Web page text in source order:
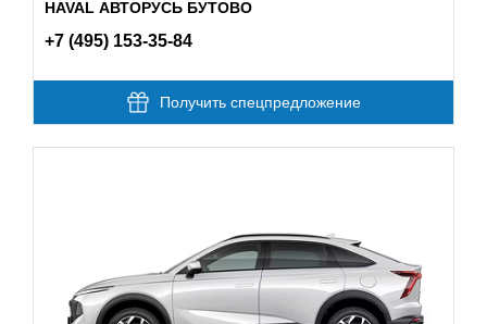
HAVAL АВТОРУСЬ БУТОВО
+7 (495) 153-35-84
Получить спецпредложение